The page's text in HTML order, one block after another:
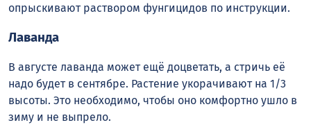
опрыскивают раствором фунгицидов по инструкции.
Лаванда
В августе лаванда может ещё доцветать, а стричь её
надо будет в сентябре. Растение укорачивают на 1/3
высоты. Это необходимо, чтобы оно комфортно ушло в
зиму и не выпрело.